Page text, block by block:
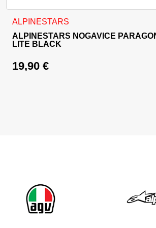
ALPINESTARS
ALPINESTARS NOGAVICE
LITE BLACK
19,90 €
Ta izdelek ima več različic. Možnosti